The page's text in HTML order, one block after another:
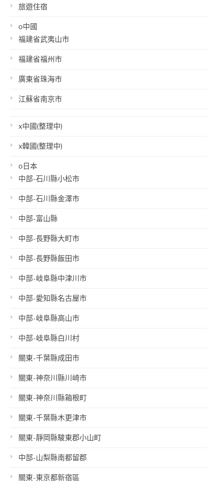
旅遊住宿
o中國
福建省武夷山市
福建省福州市
廣東省珠海市
江蘇省南京市
x中國(整理中)
x韓國(整理中)
o日本
中部-石川縣小松市
中部-石川縣金澤市
中部-富山縣
中部-長野縣大町市
中部-長野縣飯田市
中部-岐阜縣中津川市
中部-愛知縣名古屋市
中部-岐阜縣高山市
中部-岐阜縣白川村
關東-千葉縣成田市
關東-神奈川縣川崎市
關東-神奈川縣箱根町
關東-千葉縣木更津市
關東-靜岡縣駿東郡小山町
中部-山梨縣南都留郡
關東-東京都新宿區